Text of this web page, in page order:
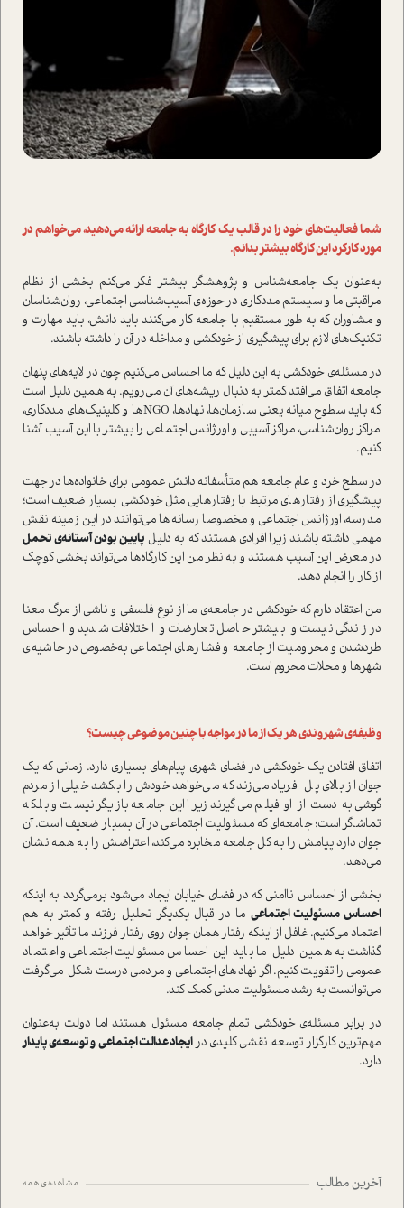
شما فعالیت‌های خود را در قالب یک کارگاه به جامعه ارائه می‌دهید، می‌خواهم در
مورد کارکرد این کارگاه بیشتر بدانم.
به‌عنوان یک جامعه‌شناس و پژوهشگر بیشتر فکر می‌کنم بخشی از نظام
مراقبتی ما و سیستم مددکاری در حوزه­‌ی آسیب‌شناسی اجتماعی، روان‌شناسان
و مشاوران که به طور مستقیم با جامعه کار می‌کنند باید دانش، باید مهارت و
تکنیک‌های لازم برای پیشگیری از خودکشی و مداخله در آن را داشته باشند.
در مسئله­‌ی خودکشی به این دلیل که ما احساس می‌کنیم چون در لایه‌های پنهان
جامعه اتفاق می‌افتد کمتر به دنبال ریشه‌های آن می‌رویم. به همین دلیل است
که باید سطوح میانه یعنی سازمان‌ها، نهادها، NGOها و کلینیک‌های مددکاری،
مراکز روان‌شناسی، مراکز آسیبی و اورژانس اجتماعی را بیشتر با این آسیب آشنا
کنیم.
در سطح خرد و عام جامعه هم متأسفانه دانش عمومی برای خانواده‌ها در جهت
پیشگیری از رفتارهای مرتبط با رفتارهایی مثل خودکشی بسیار ضعیف است؛
مدرسه، اورژانس اجتماعی و مخصوصا رسانه‌ها می‌توانند در این زمینه نقش
مهمی داشته باشند زیرا افرادی هستند که به دلیل پایین بودن آستانه­‌ی تحمل
در معرض این آسیب هستند و به نظر من این کارگاه‌ها می‌تواند بخشی کوچک
از کار را انجام دهد.
من اعتقاد دارم که خودکشی در جامعه­‌ی ما از نوع فلسفی و ناشی از مرگ معنا
در زندگی نیست و بیشتر حاصل تعارضات و اختلافات شدید و احساس
طردشدن و محرومیت از جامعه و فشارهای اجتماعی به‌خصوص در حاشیه­‌ی
شهرها و محلات محروم است.
وظیفه‌­ی شهروندی هر یک از ما در مواجه با چنین موضوعی چیست؟
اتفاق افتادن یک خودکشی در فضای شهری پیام‌های بسیاری دارد. زمانی که یک
جوان از بالای پل فریاد می‌زند که می‌خواهد خودش را بکشد خیلی از مردم
گوشی به دست از او فیلم می‌گیرند زیرا این جامعه بازیگر نیست و بلکه
تماشاگر است؛ جامعه‌ای که مسئولیت اجتماعی در آن بسیار ضعیف است. آن
جوان دارد پیامش را به کل جامعه مخابره می‌کند، اعتراضش را به همه نشان
می‌دهد.
بخشی از احساس ناامنی که در فضای خیابان ایجاد می‌شود برمی‌گردد به اینکه
احساس مسئولیت اجتماعی ما در قبال یکدیگر تحلیل رفته و کمتر به هم
اعتماد می‌کنیم. غافل از اینکه رفتار همان جوان روی رفتار فرزند ما تأثیر خواهد
گذاشت به همین دلیل ما باید این احساس مسئولیت اجتماعی و اعتماد
عمومی را تقویت کنیم. اگر نهادهای اجتماعی و مردمی درست شکل می‌گرفت
می‌توانست به رشد مسئولیت مدنی کمک کند.
در برابر مسئله­‌ی خودکشی تمام جامعه مسئول هستند اما دولت به‌عنوان
مهم‌ترین کارگزار توسعه، نقشی کلیدی درایجاد عدالت اجتماعی و توسعه­‌ی پایدار
دارد.
آخرین مطالب مشاهده ی همه